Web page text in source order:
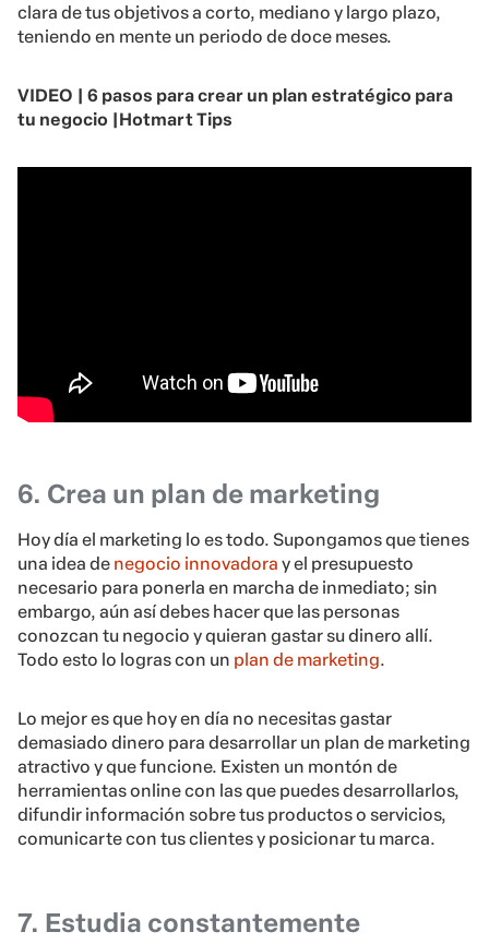
clara de tus objetivos a corto, mediano y largo plazo,
teniendo en mente un periodo de doce meses.
VIDEO | 6 pasos para crear un plan estratégico para
tu negocio |Hotmart Tips
6. Crea un plan de marketing
Hoy día el marketing lo es todo. Supongamos que tienes
una idea de negocio innovadora y el presupuesto
necesario para ponerla en marcha de inmediato; sin
embargo, aún así debes hacer que las personas
conozcan tu negocio y quieran gastar su dinero allí.
Todo esto lo logras con un plan de marketing.
Lo mejor es que hoy en día no necesitas gastar
demasiado dinero para desarrollar un plan de marketing
atractivo y que funcione. Existen un montón de
herramientas online con las que puedes desarrollarlos,
difundir información sobre tus productos o servicios,
comunicarte con tus clientes y posicionar tu marca.
7. Estudia constantemente